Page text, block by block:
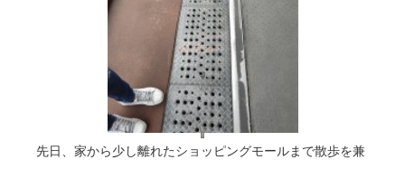
先日、家から少し離れたショッピングモールまで散歩を兼